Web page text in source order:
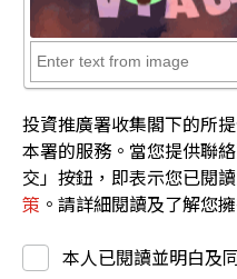
投資推廣署收集閣下的所
本署的服務。當您提供聯
交」按鈕，即表示您已閱
策 。請詳細閱讀及了解您
本人已閱讀並明白及